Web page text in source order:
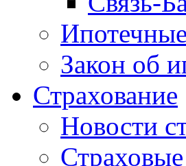
Закон об
Страхование
Новости